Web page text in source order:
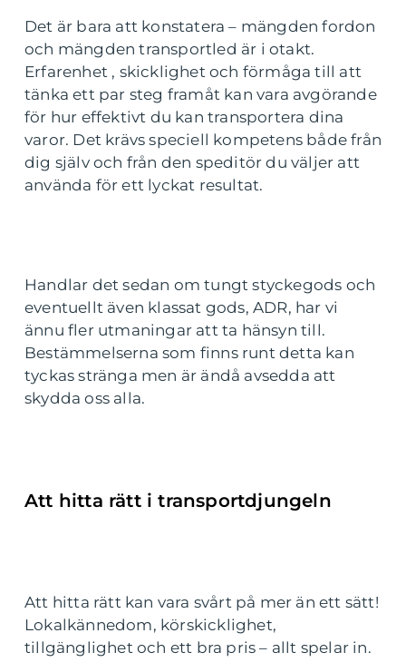
Det är bara att konstatera – mängden fordon
och mängden transportled är i otakt.
Erfarenhet , skicklighet och förmåga till att
tänka ett par steg framåt kan vara avgörande
för hur effektivt du kan transportera dina
varor. Det krävs speciell kompetens både från
dig själv och från den speditör du väljer att
använda för ett lyckat resultat.
Handlar det sedan om tungt styckegods och
eventuellt även klassat gods, ADR, har vi
ännu fler utmaningar att ta hänsyn till.
Bestämmelserna som finns runt detta kan
tyckas stränga men är ändå avsedda att
skydda oss alla.
Att hitta rätt i transportdjungeln
Att hitta rätt kan vara svårt på mer än ett sätt!
Lokalkännedom, körskicklighet,
tillgänglighet och ett bra pris – allt spelar in.